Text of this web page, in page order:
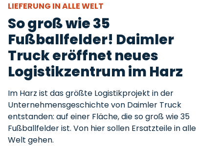
LIEFERUNG IN ALLE WELT
So groß wie 35
Fußballfelder! Daimler
Truck eröffnet neues
Logistikzentrum im Harz
Im Harz ist das größte Logistikprojekt in der
Unternehmensgeschichte von Daimler Truck
entstanden: auf einer Fläche, die so groß wie 35
Fußballfelder ist. Von hier sollen Ersatzteile in alle
Welt gehen.